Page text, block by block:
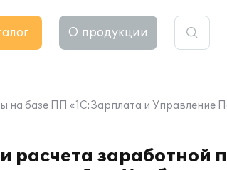
О продукции
на базе ПП «1С:Зарплата и
расчета заработной